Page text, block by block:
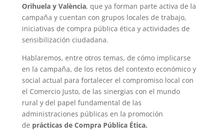
Orihuela y València, que ya forman parte activa de la
campaña y cuentan con grupos locales de trabajo,
iniciativas de compra pública ética y actividades de
sensibilización ciudadana.
Hablaremos, entre otros temas, de cómo implicarse
en la campaña, de los retos del contexto económico y
social actual para fortalecer el compromiso local con
el Comercio Justo, de las sinergias con el mundo
rural y del papel fundamental de las
administraciones públicas en la promoción
de prácticas de Compra Pública Ética.